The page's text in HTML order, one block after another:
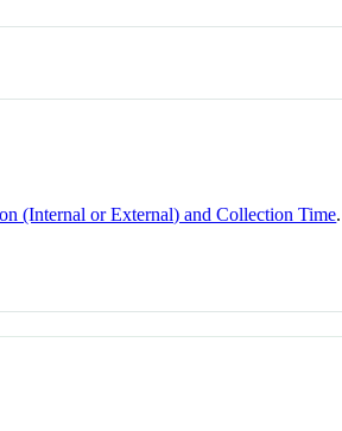
(Internal or External) and Collection Time.